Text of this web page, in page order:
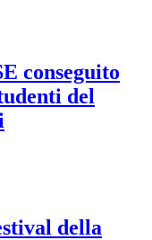
conseguito
del
della